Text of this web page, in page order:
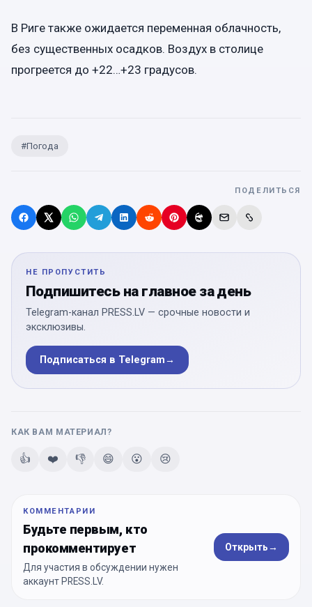
В Риге также ожидается переменная облачность,
без существенных осадков. Воздух в столице
прогреется до +22…+23 градусов.
#Погода
ПОДЕЛИТЬСЯ
НЕ ПРОПУСТИТЬ
Подпишитесь на главное за день
Telegram-канал PRESS.LV — срочные новости и
эксклюзивы.
Подписаться в Telegram→
КАК ВАМ МАТЕРИАЛ?
👍 ❤️ 👎 😄 😮 😢
КОММЕНТАРИИ
Будьте первым, кто
прокомментирует
Для участия в обсуждении нужен
аккаунт PRESS.LV.
Открыть→